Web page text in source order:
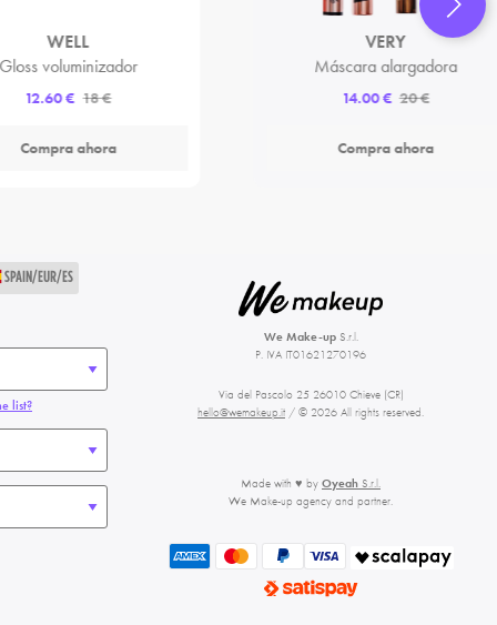
WELL
Gloss voluminizador
12.60 € 18 €
Compra ahora
VERY
Máscara alargadora
14.00 € 20 €
Compra ahora
SPAIN/EUR/ES
list?
We Make-upS.r.l.
P. IVA IT01621270196
Via del Pascolo 25 26010 Chieve (CR)
hello@wemakeup.it / © 2026 All rights reserved.
Made with ♥ by Oyeah S.r.l.
We Make-up agency and partner.